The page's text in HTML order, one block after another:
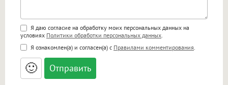
Поддержка HTML
<b>, <strong>, <u>, <i>, <em>, <s>, <big>,
<small>, <sup>, <sub>, <pre>, <ul>, <ol>, <li>,
<blockquote>, <code> экранирует HTML,
адреса URL автоматически становятся
ссылками, и [img]адрес[/img] будет
Я даю согласие на обработку моих персональных данных на
условиях Политики обработки персональных данных
Я ознакомлен(а) и согласен(а) с Правилами комментирования
🙂